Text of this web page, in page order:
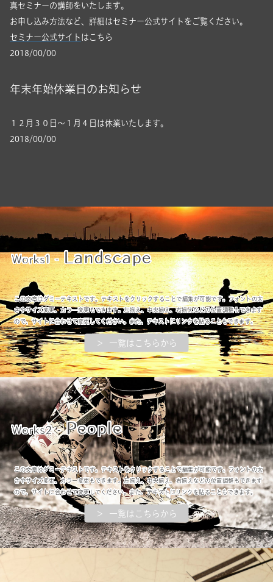
真セミナーの講師をいたします。
お申し込み方法など、詳細はセミナー公式サイトをご覧ください。
セミナー公式サイトはこちら
2018/00/00
年末年始休業日のお知らせ
１２月３０日～１月４日は休業いたします。
2018/00/00
Works1 -Landscape
この文章はダミーテキストです。テキストをクリックすることで編集が可能です。フォントの太
さやサイズ変更、カラー変更もできます。左揃え、中央揃え、右揃えなどの位置調整もできます
ので、サイトに合わせて変更してください。また、テキストにリンクを貼ることもできます。
＞ 一覧はこちらから
Works2 -People
この文章はダミーテキストです。テキストをクリックすることで編集が可能です。フォントの太
さやサイズ変更、カラー変更もできます。左揃え、中央揃え、右揃えなどの位置調整もできます
ので、サイトに合わせて変更してください。また、テキストにリンクを貼ることもできます。
＞ 一覧はこちらから